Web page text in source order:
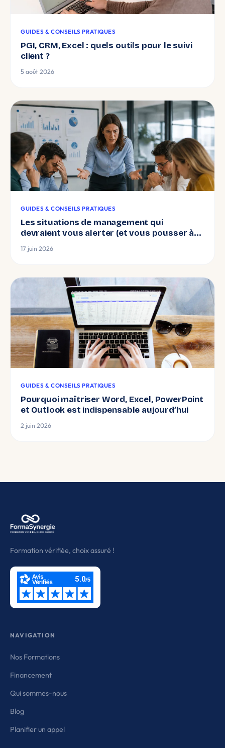
GUIDES & CONSEILS PRATIQUES
PGI, CRM, Excel : quels outils pour le suivi
client ?
5 août 2026
GUIDES & CONSEILS PRATIQUES
Les situations de management qui
devraient vous alerter (et vous pousser à
17 juin 2026
GUIDES & CONSEILS PRATIQUES
Pourquoi maîtriser Word, Excel, PowerPoint
et Outlook est indispensable aujourd’hui
2 juin 2026
Formation vérifiée, choix assuré !
NAVIGATION
Nos Formations
Financement
Qui sommes-nous
Blog
Planifier un appel